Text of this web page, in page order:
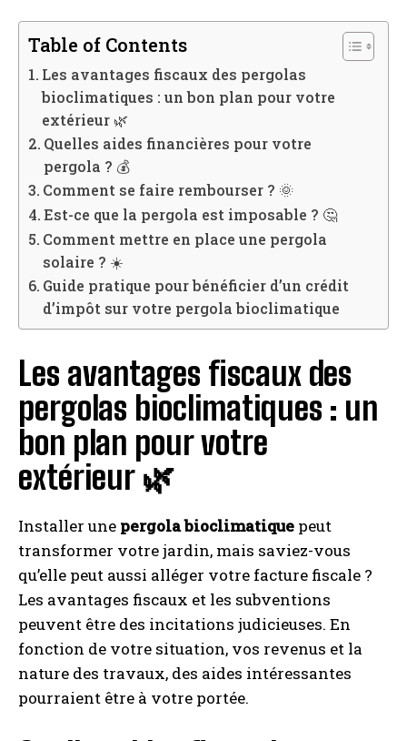
Table of Contents
Les avantages fiscaux des pergolas
bioclimatiques : un bon plan pour votre
extérieur 🌿
Quelles aides financières pour votre
pergola ? 💰
Comment se faire rembourser ? 🌞
Est-ce que la pergola est imposable ? 🤔
Comment mettre en place une pergola
solaire ? ☀️
Guide pratique pour bénéficier d’un crédit
d’impôt sur votre pergola bioclimatique
Les avantages fiscaux des
pergolas bioclimatiques : un
bon plan pour votre
extérieur 🌿
Installer une pergola bioclimatique peut
transformer votre jardin, mais saviez-vous
qu’elle peut aussi alléger votre facture fiscale ?
Les avantages fiscaux et les subventions
peuvent être des incitations judicieuses. En
fonction de votre situation, vos revenus et la
nature des travaux, des aides intéressantes
pourraient être à votre portée.